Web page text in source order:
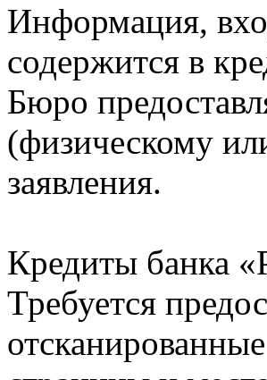
Информация,
содержится в
Бюро
(физическому
заявления.
Кредиты банка
Требуется